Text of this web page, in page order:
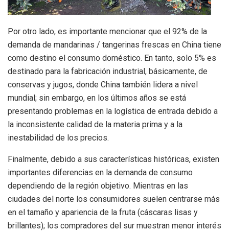
Por otro lado, es importante mencionar que el 92% de la
demanda de mandarinas / tangerinas frescas en China tiene
como destino el consumo doméstico. En tanto, solo 5% es
destinado para la fabricación industrial, básicamente, de
conservas y jugos, donde China también lidera a nivel
mundial; sin embargo, en los últimos años se está
presentando problemas en la logística de entrada debido a
la inconsistente calidad de la materia prima y a la
inestabilidad de los precios.
Finalmente, debido a sus características históricas, existen
importantes diferencias en la demanda de consumo
dependiendo de la región objetivo. Mientras en las
ciudades del norte los consumidores suelen centrarse más
en el tamaño y apariencia de la fruta (cáscaras lisas y
brillantes); los compradores del sur muestran menor interés